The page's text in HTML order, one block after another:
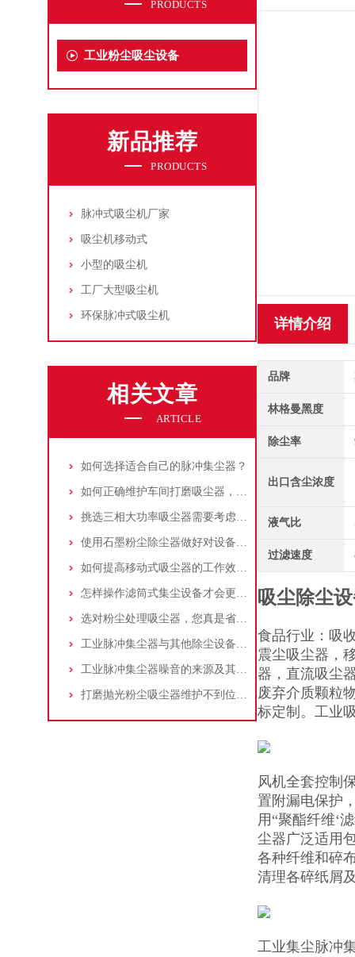
PRODUCTS
工业粉尘吸尘设备
新品推荐
PRODUCTS
脉冲式吸尘机厂家
吸尘机移动式
小型的吸尘机
工厂大型吸尘机
环保脉冲式吸尘机
相关文章
ARTICLE
如何选择适合自己的脉冲集尘器？
如何正确维护车间打磨吸尘器，延长使用寿命
挑选三相大功率吸尘器需要考虑哪些问题？
使用石墨粉尘除尘器做好对设备的维护十分重要
如何提高移动式吸尘器的工作效率？
怎样操作滤筒式集尘设备才会更安全
选对粉尘处理吸尘器，您真是省了很多事！
工业脉冲集尘器与其他除尘设备的比较
工业脉冲集尘器噪音的来源及其控制策略
打磨抛光粉尘吸尘器维护不到位，那是你没有注意这些而已！
详情介绍
品牌
林格曼黑度
除尘率
出口含尘浓度
液气比
过滤速度
吸尘除尘
食品行业：吸
震尘吸尘器，
器，直流吸尘
废弃介质颗粒
标定制。工业
风机全套控制
置附漏电保护
用“聚酯纤维‘
尘器广泛适用
各种纤维和碎
清理各碎纸屑
工业集尘脉冲